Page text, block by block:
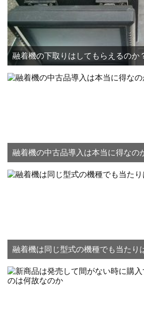
融着機の下取りはしてもらえるのか
融着機の中古品導入は本当に得なの
融着機は同じ型式の機種でも当たり